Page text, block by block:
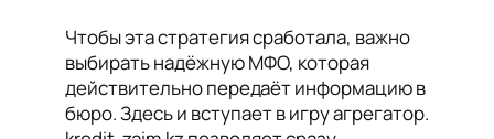
Чтобы эта стратегия сработала, важно
выбирать надёжную МФО, которая
действительно передаёт информацию в
бюро. Здесь и вступает в игру агрегатор.